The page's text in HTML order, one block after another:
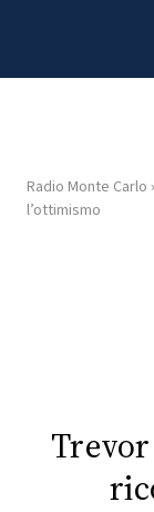
HOME
Radio Monte Carlo ›
l’ottimismo